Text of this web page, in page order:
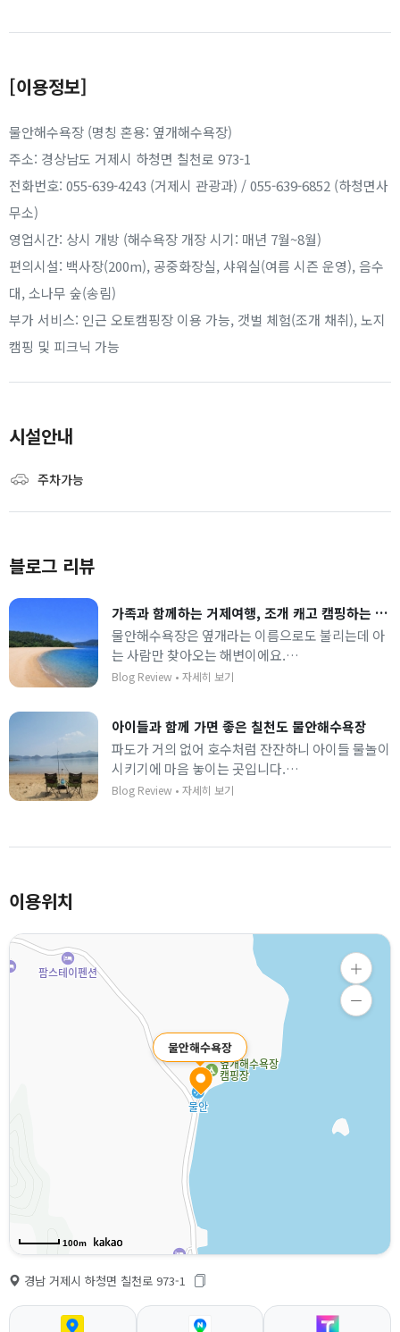
[이용정보]
물안해수욕장 (명칭 혼용: 옆개해수욕장)
주소: 경상남도 거제시 하청면 칠천로 973-1
전화번호: 055-639-4243 (거제시 관광과) / 055-639-6852 (하청면사
무소)
영업시간: 상시 개방 (해수욕장 개장 시기: 매년 7월~8월)
편의시설: 백사장(200m), 공중화장실, 샤워실(여름 시즌 운영), 음수
대, 소나무 숲(송림)
부가 서비스: 인근 오토캠핑장 이용 가능, 갯벌 체험(조개 채취), 노지
캠핑 및 피크닉 가능
시설안내
주차가능
블로그 리뷰
가족과 함께하는 거제여행, 조개 캐고 캠핑하는 '물안 해수욕장'
물안해수욕장은 옆개라는 이름으로도 불리는데 아
는 사람만 찾아오는 해변이에요.
파도가 세지 않아 안전하게 수영하고 조개도 잡을
Blog Review • 자세히 보기
아이들과 함께 가면 좋은 칠천도 물안해수욕장
파도가 거의 없어 호수처럼 잔잔하니 아이들 물놀이
시키기에 마음 놓이는 곳입니다.
부드러운 모래 위에서 성 쌓기 놀이하다 보면 하루
Blog Review • 자세히 보기
이용위치
물안해수욕장
100m
경남 거제시 하청면 칠천로 973-1